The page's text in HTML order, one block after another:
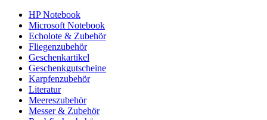
HP Notebook
Microsoft Notebook
Echolote & Zubehör
Fliegenzubehör
Geschenkartikel
Geschenkgutscheine
Karpfenzubehör
Literatur
Meereszubehör
Messer & Zubehör